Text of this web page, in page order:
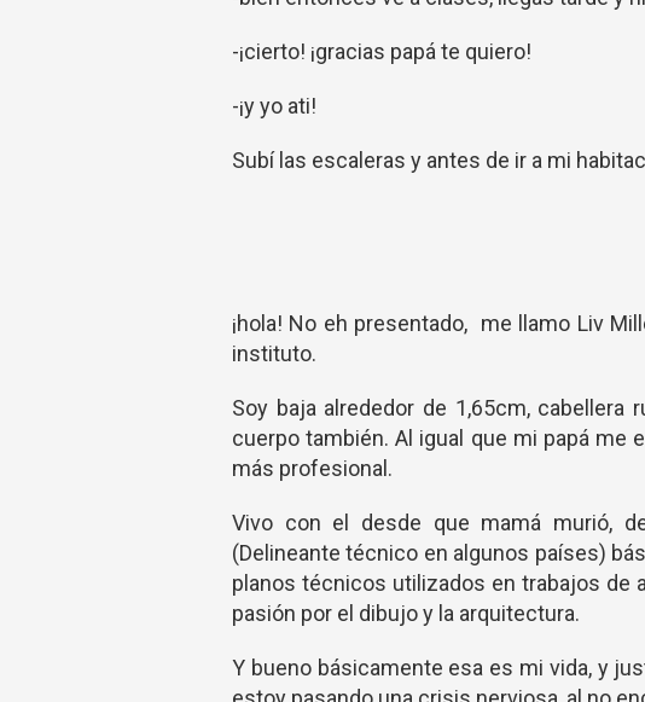
-¡cierto! ¡gracias papá te quiero!
-¡y yo ati!
Subí las escaleras y antes de ir a mi
¡hola! No eh presentado, me llamo Liv
instituto.
Soy baja alrededor de 1,65cm, cabellera
cuerpo también. Al igual que mi papá me
más profesional.
Vivo con el desde que mamá murió,
(Delineante técnico en algunos países)
planos técnicos utilizados en trabajos de
pasión por el dibujo y la arquitectura.
Y bueno básicamente esa es mi vida, y